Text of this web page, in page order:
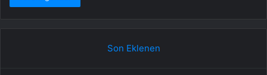
Son Eklenen